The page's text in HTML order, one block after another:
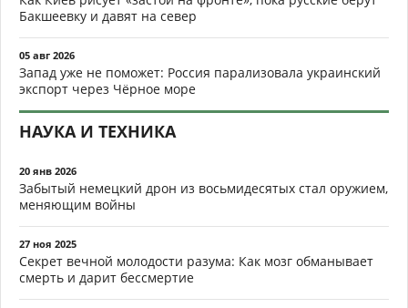
Бакшеевку и давят на север
05 авг 2026
Запад уже не поможет: Россия парализовала украинский
экспорт через Чёрное море
НАУКА И ТЕХНИКА
20 янв 2026
Забытый немецкий дрон из восьмидесятых стал оружием,
меняющим войны
27 ноя 2025
Секрет вечной молодости разума: Как мозг обманывает
смерть и дарит бессмертие